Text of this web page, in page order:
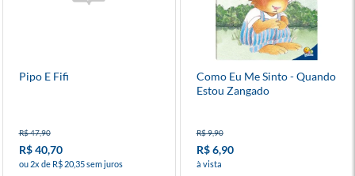
Pipo E Fifi
R$ 47,90
R$ 40,70
ou 2x de R$ 20,35 sem juros
Como Eu Me Sinto - Quando
Estou Zangado
R$ 9,90
R$ 6,90
à vista